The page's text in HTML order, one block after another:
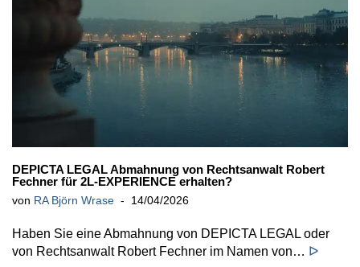
DEPICTA LEGAL Abmahnung von Rechtsanwalt Robert
Fechner für 2L-EXPERIENCE erhalten?
von RA Björn Wrase 14/04/2026
Haben Sie eine Abmahnung von DEPICTA LEGAL oder
von Rechtsanwalt Robert Fechner im Namen von… ᐅ